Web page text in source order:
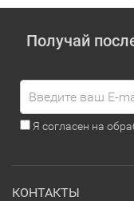
Получай
Я согласен на
КОНТАКТЫ